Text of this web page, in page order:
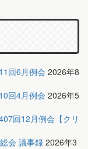
回6月例会 2026年8
回4月例会 2026年5
回12月例会【クリ
会 議事録 2026年3